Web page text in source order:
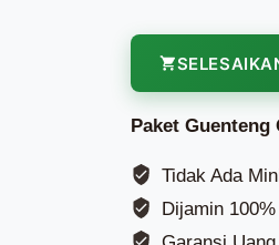
Paket Guenteng
Tidak Ada
Dijamin